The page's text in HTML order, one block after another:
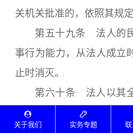
关机关批准的，依照其规定
第五十九条 法人的民
事行为能力，从法人成立
止时消灭。
第六十条 法人以其全
民事责任。
关于我们 实务专题